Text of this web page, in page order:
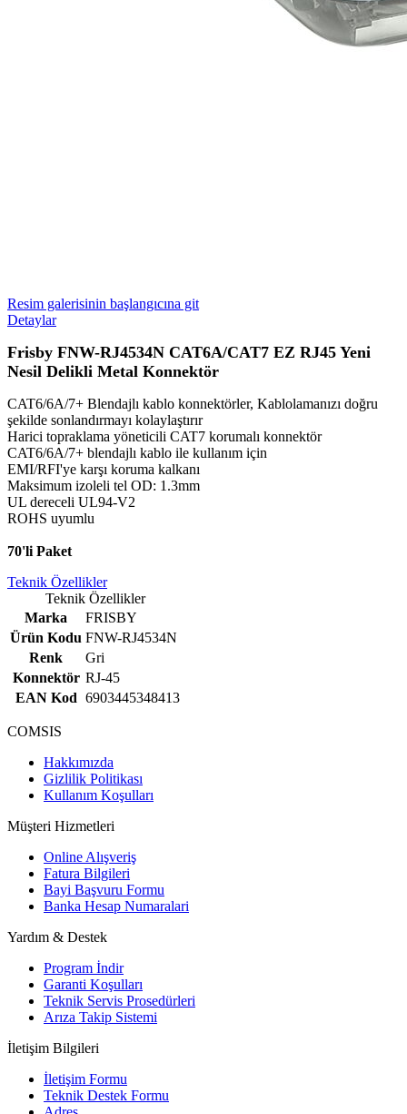
Resim galerisinin başlangıcına git
Detaylar
Frisby FNW-RJ4534N CAT6A/CAT7 EZ RJ45 Yeni
Nesil Delikli Metal Konnektör
CAT6/6A/7+ Blendajlı kablo konnektörler, Kablolamanızı doğru
şekilde sonlandırmayı kolaylaştırır
Harici topraklama yöneticili CAT7 korumalı konnektör
CAT6/6A/7+ blendajlı kablo ile kullanım için
EMI/RFI'ye karşı koruma kalkanı
Maksimum izoleli tel OD: 1.3mm
UL dereceli UL94-V2
ROHS uyumlu
70'li Paket
Teknik Özellikler
Teknik Özellikler
Marka
FRISBY
Ürün Kodu FNW-RJ4534N
Renk
Gri
Konnektör RJ-45
EAN Kod 6903445348413
COMSIS
Hakkımızda
Gizlilik Politikası
Kullanım Koşulları
Müşteri Hizmetleri
Online Alışveriş
Fatura Bilgileri
Bayi Başvuru Formu
Banka Hesap Numaralari
Yardım & Destek
Program İndir
Garanti Koşulları
Teknik Servis Prosedürleri
Arıza Takip Sistemi
İletişim Bilgileri
İletişim Formu
Teknik Destek Formu